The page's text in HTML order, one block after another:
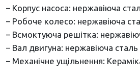
– Корпус насоса: нержавіюча
– Робоче колесо: нержавіюча
– Всмоктуюча решітка:
– Вал двигуна: нержавіюча сталь
– Механічне ущільнення: